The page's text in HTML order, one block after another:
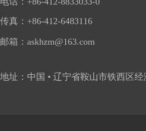
传真： +86-412-6483116
邮箱： askhzm@163.com
地址：中国 • 辽宁省鞍山市铁西区